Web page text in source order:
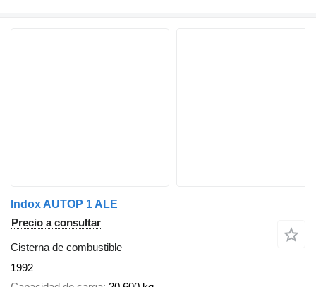
Indox AUTOP 1 ALE
Precio a consultar
Cisterna de combustible
1992